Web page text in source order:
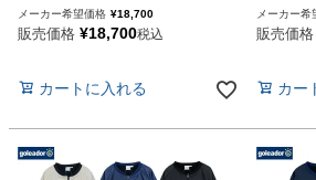
メーカー希望価格 ¥18,700
販売価格 ¥18,700税込
カートに入れる
メーカー希
販売価格
カー